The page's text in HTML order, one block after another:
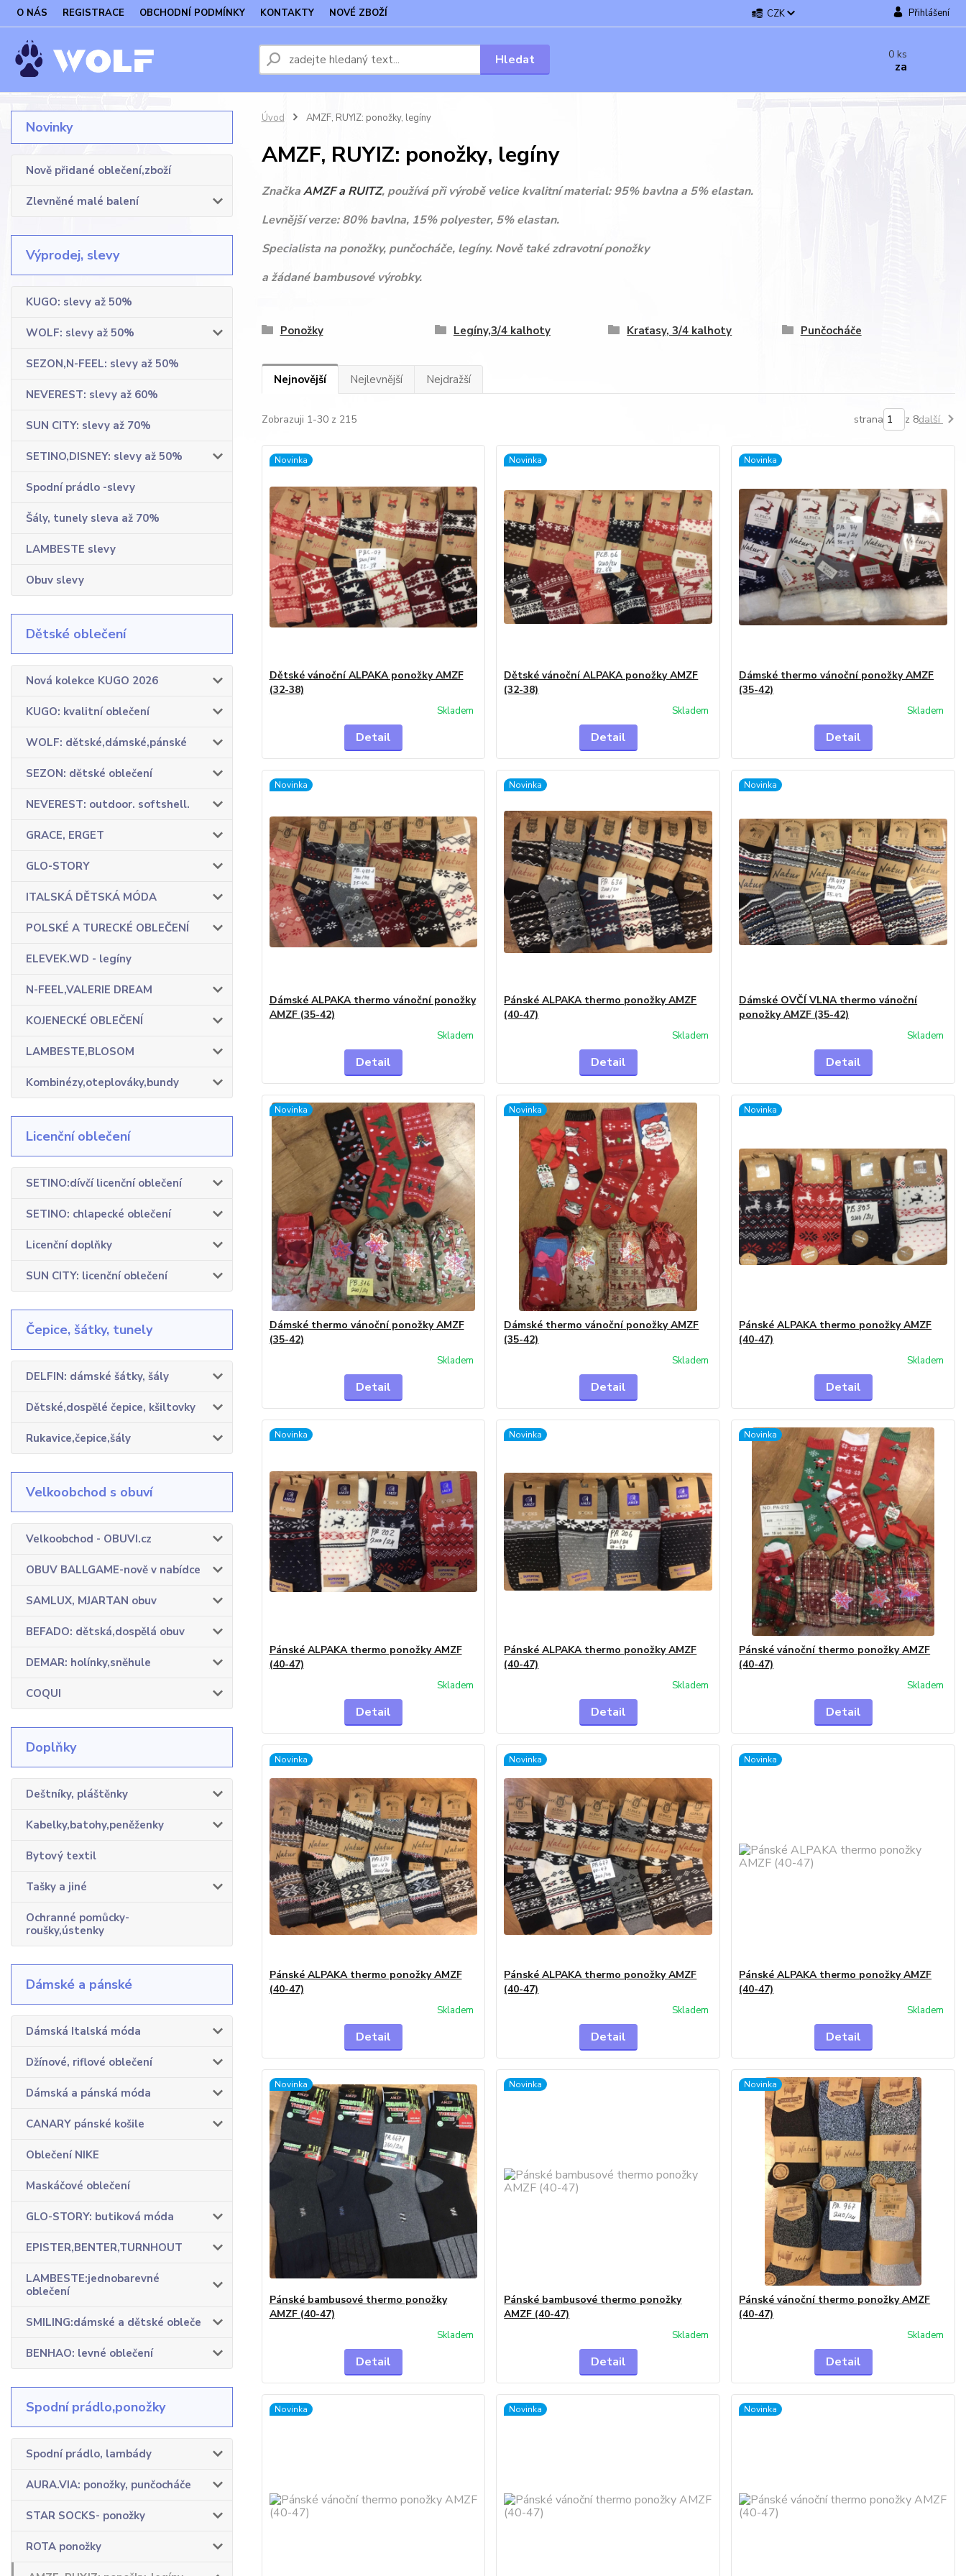
O NÁS REGISTRACE OBCHODNÍ PODMÍNKY KONTAKTY NOVÉ ZBOŽÍ CZK Přihlášení
Hledat 0 ks
za
Novinky
Nově přidané oblečení,zboží
Zlevněné malé balení
Výprodej, slevy
KUGO: slevy až 50%
WOLF: slevy až 50%
SEZON,N-FEEL: slevy až 50%
NEVEREST: slevy až 60%
SUN CITY: slevy až 70%
SETINO,DISNEY: slevy až 50%
Spodní prádlo -slevy
Šály, tunely sleva až 70%
LAMBESTE slevy
Obuv slevy
Dětské oblečení
Nová kolekce KUGO 2026
KUGO: kvalitní oblečení
WOLF: dětské,dámské,pánské
SEZON: dětské oblečení
NEVEREST: outdoor. softshell.
GRACE, ERGET
GLO-STORY
ITALSKÁ DĚTSKÁ MÓDA
POLSKÉ A TURECKÉ OBLEČENÍ
ELEVEK.WD - legíny
N-FEEL,VALERIE DREAM
KOJENECKÉ OBLEČENÍ
LAMBESTE,BLOSOM
Kombinézy,oteplováky,bundy
Licenční oblečení
SETINO:dívčí licenční oblečení
SETINO: chlapecké oblečení
Licenční doplňky
SUN CITY: licenční oblečení
Čepice, šátky, tunely
DELFIN: dámské šátky, šály
Dětské,dospělé čepice, kšiltovky
Rukavice,čepice,šály
Velkoobchod s obuví
Velkoobchod - OBUVI.cz
OBUV BALLGAME-nově v nabídce
SAMLUX, MJARTAN obuv
BEFADO: dětská,dospělá obuv
DEMAR: holínky,sněhule
COQUI
Doplňky
Deštníky, pláštěnky
Kabelky,batohy,peněženky
Bytový textil
Tašky a jiné
Ochranné pomůcky-
roušky,ústenky
Dámské a pánské
Dámská Italská móda
Džínové, riflové oblečení
Dámská a pánská móda
CANARY pánské košile
Oblečení NIKE
Maskáčové oblečení
GLO-STORY: butiková móda
EPISTER,BENTER,TURNHOUT
LAMBESTE:jednobarevné
oblečení
SMILING:dámské a dětské obleče
BENHAO: levné oblečení
Spodní prádlo,ponožky
Spodní prádlo, lambády
AURA.VIA: ponožky, punčocháče
STAR SOCKS- ponožky
ROTA ponožky
Úvod AMZF, RUYIZ: ponožky, legíny
AMZF, RUYIZ: ponožky, legíny
ZnačkaAMZF a RUITZ, používá při výrobě velice kvalitní material: 95% bavlna a 5% elastan.
Levnější verze: 80% bavlna, 15% polyester, 5% elastan.
Specialista na ponožky, punčocháče, legíny. Nově také zdravotní ponožky
a žádané bambusové výrobky.
Ponožky Legíny,3/4 kalhoty Kraťasy, 3/4 kalhoty Punčocháče
Nejnovější Nejlevnější Nejdražší
Zobrazuji 1-30 z 215 strana z 8další
Novinka
Dětské vánoční ALPAKA ponožky AMZF
(32-38)
Skladem
Detail
Novinka
Dětské vánoční ALPAKA ponožky AMZF
(32-38)
Skladem
Detail
Novinka
Dámské thermo vánoční ponožky AMZF
(35-42)
Skladem
Detail
Novinka
Dámské ALPAKA thermo vánoční ponožky
AMZF (35-42)
Skladem
Detail
Novinka
Pánské ALPAKA thermo ponožky AMZF
(40-47)
Skladem
Detail
Novinka
Dámské OVČÍ VLNA thermo vánoční
ponožky AMZF (35-42)
Skladem
Detail
Novinka
Dámské thermo vánoční ponožky AMZF
(35-42)
Skladem
Detail
Novinka
Dámské thermo vánoční ponožky AMZF
(35-42)
Skladem
Detail
Novinka
Pánské ALPAKA thermo ponožky AMZF
(40-47)
Skladem
Detail
Novinka
Pánské ALPAKA thermo ponožky AMZF
(40-47)
Skladem
Detail
Novinka
Pánské ALPAKA thermo ponožky AMZF
(40-47)
Skladem
Detail
Novinka
Pánské vánoční thermo ponožky AMZF
(40-47)
Skladem
Detail
Novinka
Pánské ALPAKA thermo ponožky AMZF
(40-47)
Skladem
Detail
Novinka
Pánské ALPAKA thermo ponožky AMZF
(40-47)
Skladem
Detail
Novinka
Pánské ALPAKA thermo ponožky AMZF
(40-47)
Skladem
Detail
Novinka
Pánské bambusové thermo ponožky
AMZF (40-47)
Skladem
Detail
Novinka
Pánské bambusové thermo ponožky
AMZF (40-47)
Skladem
Detail
Novinka
Pánské vánoční thermo ponožky AMZF
(40-47)
Skladem
Detail
Novinka Novinka Novinka